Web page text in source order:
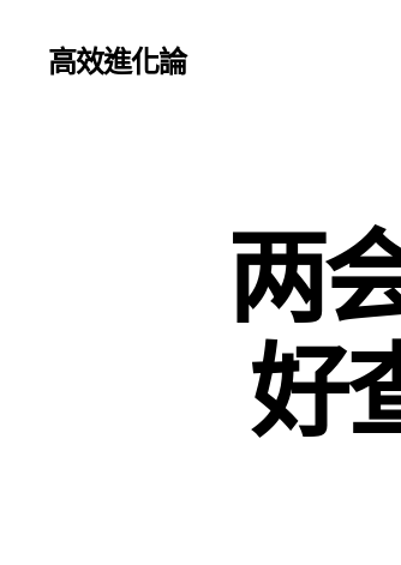
高效進化論
两
好